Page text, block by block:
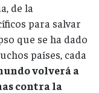
de la
para salvar
que se ha dado
países, cada
volverá a
contra la